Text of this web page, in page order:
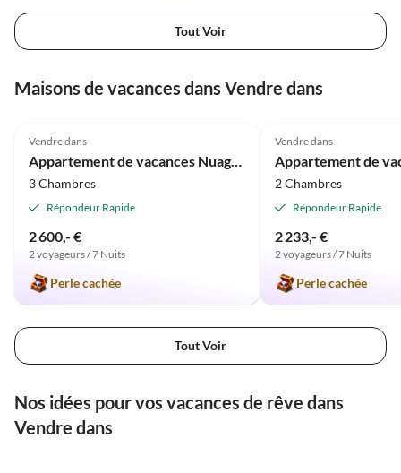
Tout Voir
Maisons de vacances dans Vendre dans
Vendre dans
Appartement de vacances Nuage de Soleil à la Villa Claire
3 Chambres
Répondeur Rapide
2 600,- €
2 voyageurs / 7 Nuits
Perle cachée
Vendre dans
2 Chambres
Répondeur Rapide
2 233,- €
2 voyageurs / 7 Nuits
Perle cachée
Tout Voir
Nos idées pour vos vacances de rêve dans
Vendre dans